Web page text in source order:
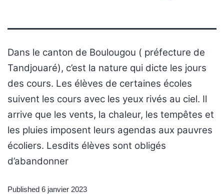
Dans le canton de Boulougou ( préfecture de
Tandjouaré), c’est la nature qui dicte les jours
des cours. Les élèves de certaines écoles
suivent les cours avec les yeux rivés au ciel. Il
arrive que les vents, la chaleur, les tempêtes et
les pluies imposent leurs agendas aux pauvres
écoliers. Lesdits élèves sont obligés
d’abandonner
Published 6 janvier 2023